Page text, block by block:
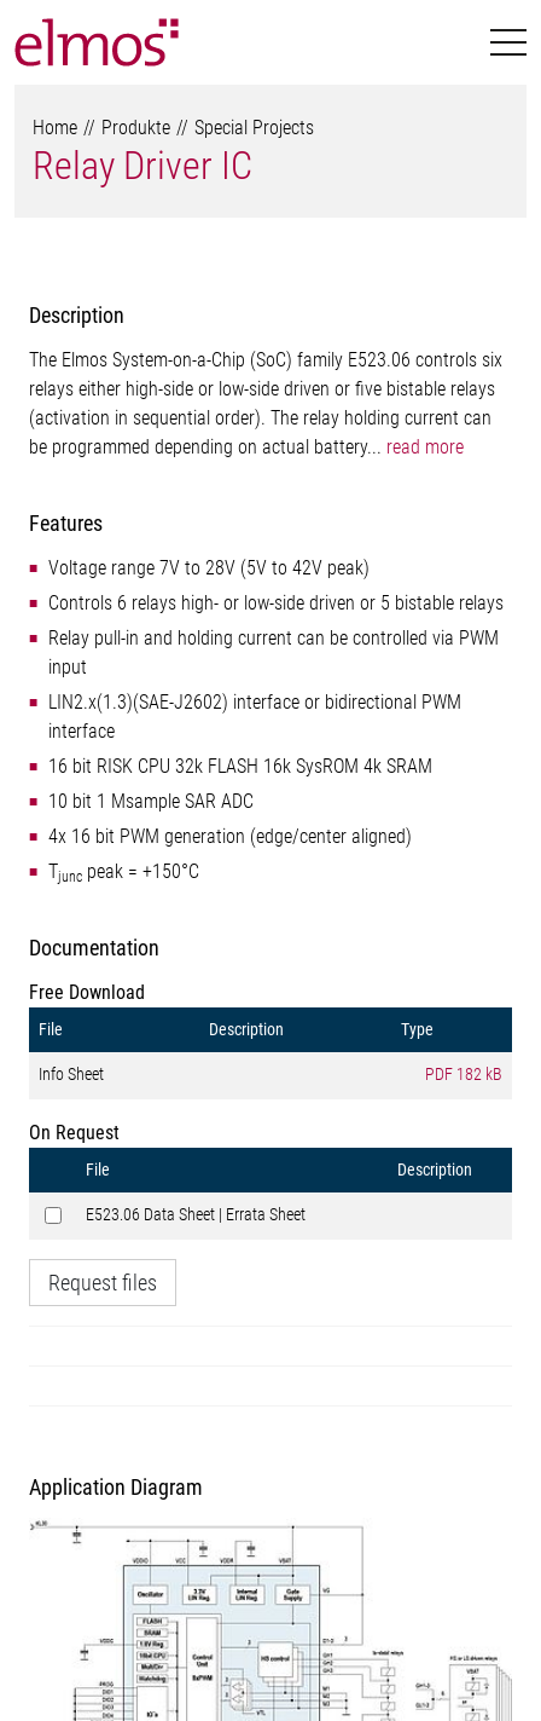
Home Produkte Special Projects
Relay Driver IC
Description
The Elmos System-on-a-Chip (SoC) family E523.06 controls six
relays either high-side or low-side driven or five bistable relays
(activation in sequential order). The relay holding current can
be programmed depending on actual battery... read more
Features
Voltage range 7V to 28V (5V to 42V peak)
Controls 6 relays high- or low-side driven or 5 bistable relays
Relay pull-in and holding current can be controlled via PWM
input
LIN2.x(1.3)(SAE-J2602) interface or bidirectional PWM
interface
16 bit RISK CPU 32k FLASH 16k SysROM 4k SRAM
10 bit 1 Msample SAR ADC
4x 16 bit PWM generation (edge/center aligned)
Tjunc peak = +150°C
Documentation
Free Download
File Description Type
Info Sheet PDF 182 kB
On Request
File Description
E523.06 Data Sheet | Errata Sheet
Request files
Application Diagram